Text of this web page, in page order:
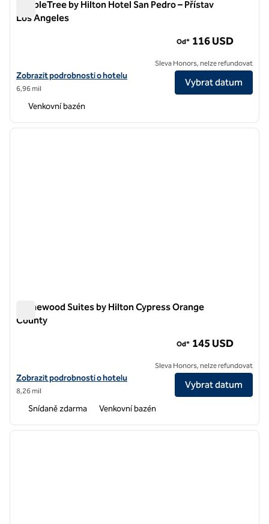
DoubleTree by Hilton Hotel San Pedro – Přístav
Los Angeles
Zobrazit detaily hotelu DoubleTree by Hilton Hotel San Pedro –
Zobrazit podrobnosti o hotelu
6,96 mil
Od* 116 USD
Sleva Honors, nelze refundovat
Vybrat datum
Venkovní bazén
1 z 12
další
Homewood Suites by Hilton Cypress Orange
County
Zobrazit podrobnosti o hotelu Homewood Suites by Hilton Cypress
Zobrazit podrobnosti o hotelu
8,26 mil
Od* 145 USD
Sleva Honors, nelze refundovat
Vybrat datum
Snídaně zdarma Venkovní bazén
1 z 12
další